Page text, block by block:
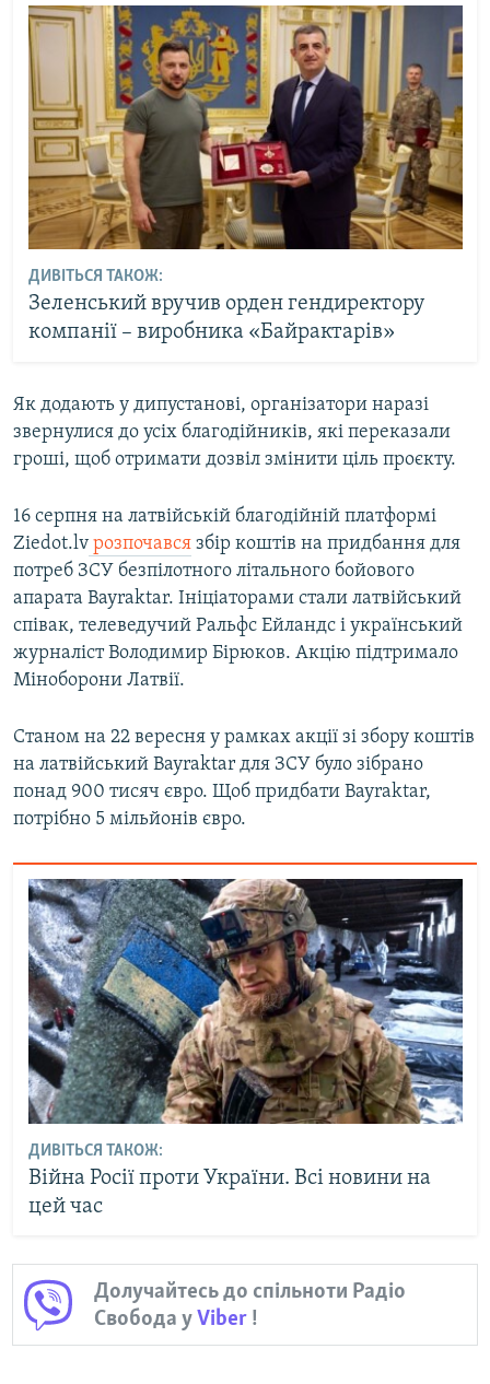
ДИВІТЬСЯ ТАКОЖ:
Зеленський вручив орден гендиректору
компанії – виробника «Байрактарів»
Як додають у дипустанові, організатори наразі
звернулися до усіх благодійників, які переказали
гроші, щоб отримати дозвіл змінити ціль проєкту.
16 серпня на латвійській благодійній платформі
Ziedot.lv розпочався збір коштів на придбання для
потреб ЗСУ безпілотного літального бойового
апарата Bayraktar. Ініціаторами стали латвійський
співак, телеведучий Ральфс Ейландс і український
журналіст Володимир Бірюков. Акцію підтримало
Міноборони Латвії.
Станом на 22 вересня у рамках акції зі збору коштів
на латвійський Bayraktar для ЗСУ було зібрано
понад 900 тисяч євро. Щоб придбати Bayraktar,
потрібно 5 мільйонів євро.
ДИВІТЬСЯ ТАКОЖ:
Війна Росії проти України. Всі новини на
цей час
Долучайтесь до спільноти Радіо
Свобода уViber !